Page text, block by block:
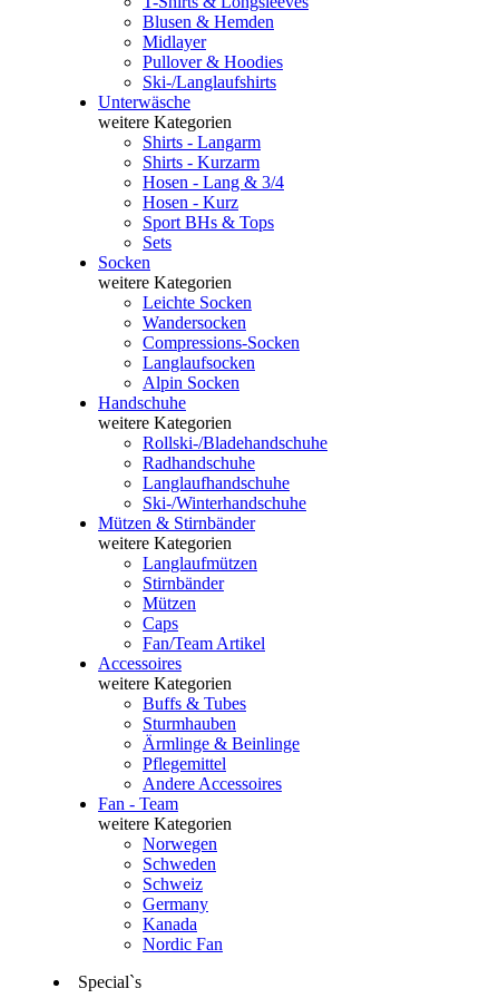
Blusen & Hemden
Midlayer
Pullover & Hoodies
Ski-/Langlaufshirts
Unterwäsche
weitere Kategorien
Shirts - Langarm
Shirts - Kurzarm
Hosen - Lang & 3/4
Hosen - Kurz
Sport BHs & Tops
Sets
Socken
weitere Kategorien
Leichte Socken
Wandersocken
Compressions-Socken
Langlaufsocken
Alpin Socken
Handschuhe
weitere Kategorien
Rollski-/Bladehandschuhe
Radhandschuhe
Langlaufhandschuhe
Ski-/Winterhandschuhe
Mützen & Stirnbänder
weitere Kategorien
Langlaufmützen
Stirnbänder
Mützen
Caps
Fan/Team Artikel
Accessoires
weitere Kategorien
Buffs & Tubes
Sturmhauben
Ärmlinge & Beinlinge
Pflegemittel
Andere Accessoires
Fan - Team
weitere Kategorien
Norwegen
Schweden
Schweiz
Germany
Kanada
Nordic Fan
Special`s